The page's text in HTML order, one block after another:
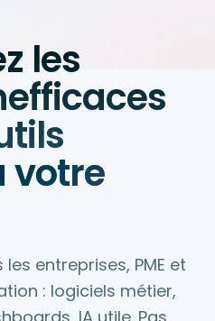
les
votre
entreprises, PME et
: logiciels métier,